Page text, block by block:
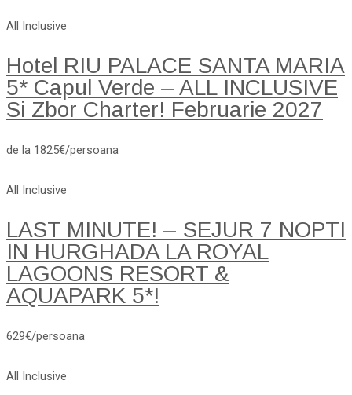
All Inclusive
Hotel RIU PALACE SANTA MARIA
5* Capul Verde – ALL INCLUSIVE
Si Zbor Charter! Februarie 2027
de la 1825€/persoana
All Inclusive
LAST MINUTE! – SEJUR 7 NOPTI
IN HURGHADA LA ROYAL
LAGOONS RESORT &
AQUAPARK 5*!
629€/persoana
All Inclusive